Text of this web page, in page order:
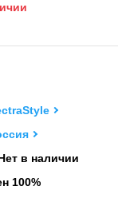
в наличии
100%